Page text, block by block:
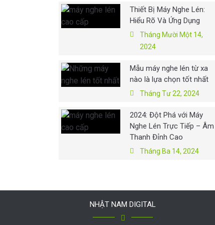
Thiết Bị Máy Nghe Lén:
Hiểu Rõ Và Ứng Dụng
Tháng Mười Một 14,
2024
Mẫu máy nghe lén từ xa
nào là lựa chọn tốt nhất
Tháng Tư 22, 2024
2024: Đột Phá với Máy
Nghe Lén Trực Tiếp – Âm
Thanh Đỉnh Cao
Tháng Ba 14, 2024
NHẬT NAM DIGITAL